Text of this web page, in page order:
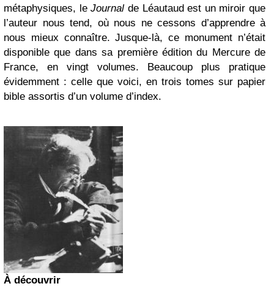
métaphysiques, leJournal de Léautaud est un miroir que
l’auteur nous tend, où nous ne cessons d’apprendre à
nous mieux connaître. Jusque-là, ce monument n’était
disponible que dans sa première édition du Mercure de
France, en vingt volumes. Beaucoup plus pratique
évidemment : celle que voici, en trois tomes sur papier
bible assortis d’un volume d’index.
À découvrir